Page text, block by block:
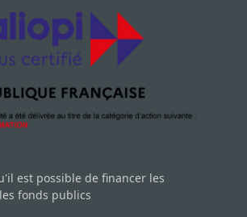
est possible de financer les
fonds publics